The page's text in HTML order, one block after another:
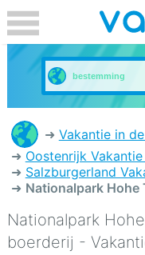
Vakantie in
Oostenrijk
Salzburgerland
Nationalpark Hohe
Nationalpark
boerderij -